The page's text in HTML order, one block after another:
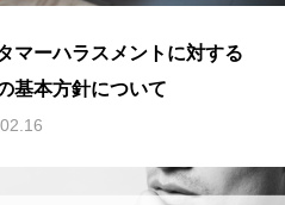
マーハラスメントに対する
基本方針について